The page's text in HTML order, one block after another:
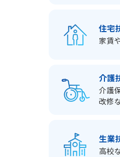
住宅
家賃
介護
介護
改修
生業
高校